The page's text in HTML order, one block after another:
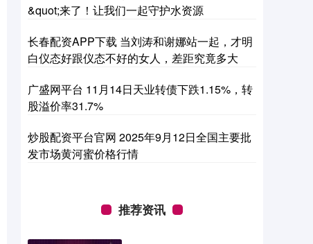
&quot;来了！让我们一起守护水资源
长春配资APP下载 当刘涛和谢娜站一起，才明
白仪态好跟仪态不好的女人，差距究竟多大
广盛网平台 11月14日天业转债下跌1.15%，转
股溢价率31.7%
炒股配资平台官网 2025年9月12日全国主要批
发市场黄河蜜价格行情
推荐资讯